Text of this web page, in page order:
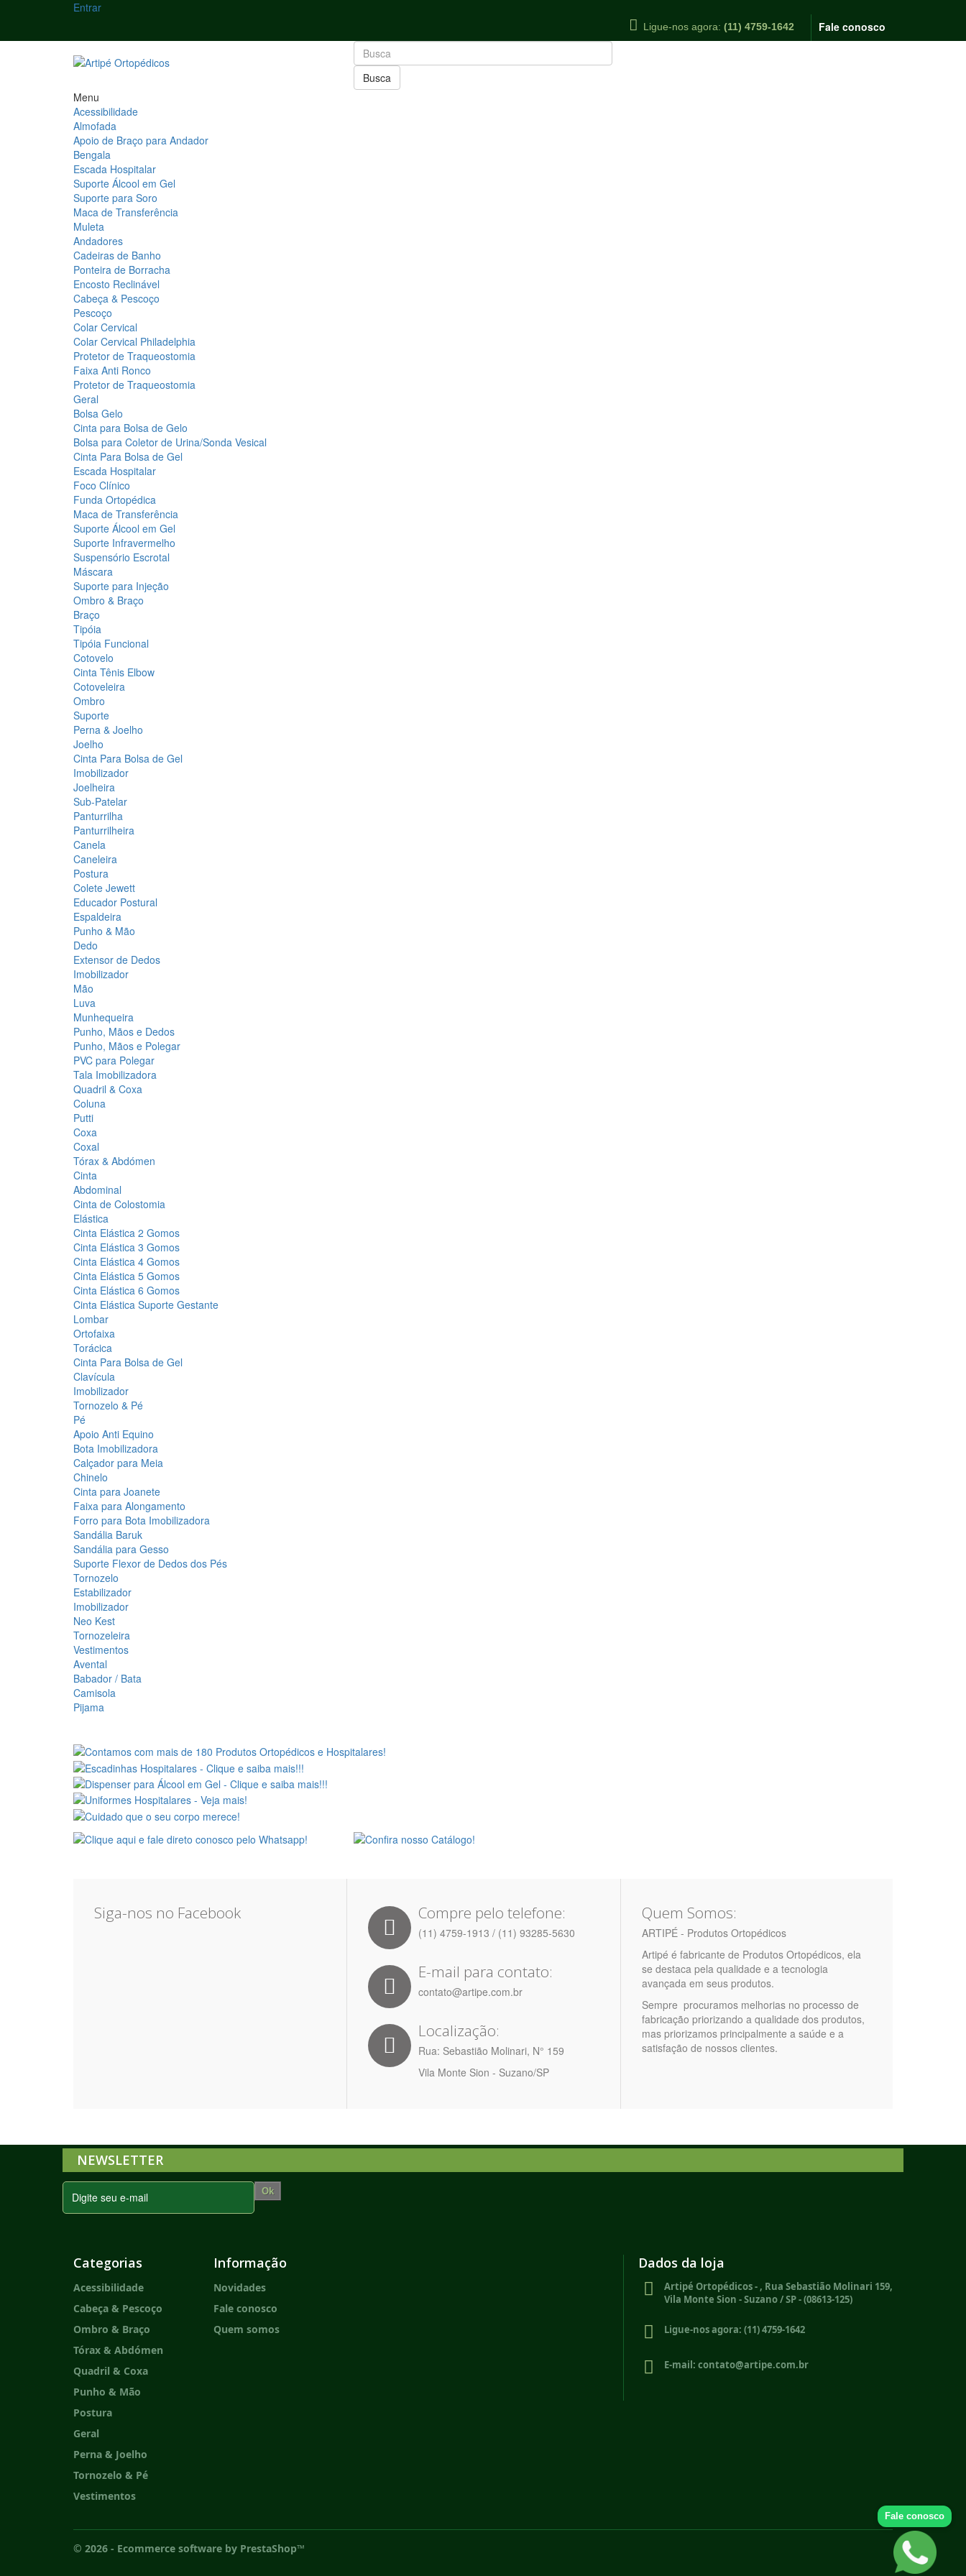
Entrar
Fale conosco
Ligue-nos agora: (11) 4759-1642
Busca
Menu
Acessibilidade
Almofada
Apoio de Braço para Andador
Bengala
Escada Hospitalar
Suporte Álcool em Gel
Suporte para Soro
Maca de Transferência
Muleta
Andadores
Cadeiras de Banho
Ponteira de Borracha
Encosto Reclinável
Cabeça & Pescoço
Pescoço
Colar Cervical
Colar Cervical Philadelphia
Protetor de Traqueostomia
Faixa Anti Ronco
Protetor de Traqueostomia
Geral
Bolsa Gelo
Cinta para Bolsa de Gelo
Bolsa para Coletor de Urina/Sonda Vesical
Cinta Para Bolsa de Gel
Escada Hospitalar
Foco Clínico
Funda Ortopédica
Maca de Transferência
Suporte Álcool em Gel
Suporte Infravermelho
Suspensório Escrotal
Máscara
Suporte para Injeção
Ombro & Braço
Braço
Tipóia
Tipóia Funcional
Cotovelo
Cinta Tênis Elbow
Cotoveleira
Ombro
Suporte
Perna & Joelho
Joelho
Cinta Para Bolsa de Gel
Imobilizador
Joelheira
Sub-Patelar
Panturrilha
Panturrilheira
Canela
Caneleira
Postura
Colete Jewett
Educador Postural
Espaldeira
Punho & Mão
Dedo
Extensor de Dedos
Imobilizador
Mão
Luva
Munhequeira
Punho, Mãos e Dedos
Punho, Mãos e Polegar
PVC para Polegar
Tala Imobilizadora
Quadril & Coxa
Coluna
Putti
Coxa
Coxal
Tórax & Abdómen
Cinta
Abdominal
Cinta de Colostomia
Elástica
Cinta Elástica 2 Gomos
Cinta Elástica 3 Gomos
Cinta Elástica 4 Gomos
Cinta Elástica 5 Gomos
Cinta Elástica 6 Gomos
Cinta Elástica Suporte Gestante
Lombar
Ortofaixa
Torácica
Cinta Para Bolsa de Gel
Clavícula
Imobilizador
Tornozelo & Pé
Pé
Apoio Anti Equino
Bota Imobilizadora
Calçador para Meia
Chinelo
Cinta para Joanete
Faixa para Alongamento
Forro para Bota Imobilizadora
Sandália Baruk
Sandália para Gesso
Suporte Flexor de Dedos dos Pés
Tornozelo
Estabilizador
Imobilizador
Neo Kest
Tornozeleira
Vestimentos
Avental
Babador / Bata
Camisola
Pijama
Siga-nos no Facebook Compre pelo telefone:
(11) 4759-1913 / (11) 93285-5630
E-mail para contato:
contato@artipe.com.br
Localização:
Rua: Sebastião Molinari, N° 159
Vila Monte Sion - Suzano/SP
Quem Somos:
ARTIPÉ - Produtos Ortopédicos
Artipé é fabricante de Produtos Ortopédicos, ela
se destaca pela qualidade e a tecnologia
avançada em seus produtos.
Sempre procuramos melhorias no processo de
fabricação priorizando a qualidade dos produtos,
mas priorizamos principalmente a saúde e a
satisfação de nossos clientes.
NEWSLETTER
Ok
Categorias
Acessibilidade
Cabeça & Pescoço
Ombro & Braço
Tórax & Abdómen
Quadril & Coxa
Punho & Mão
Postura
Geral
Perna & Joelho
Tornozelo & Pé
Vestimentos
Informação
Novidades
Fale conosco
Quem somos
© 2026 - Ecommerce software by PrestaShop™
Dados da loja
Artipé Ortopédicos - , Rua Sebastião Molinari 159,
Vila Monte Sion - Suzano / SP - (08613-125)
Ligue-nos agora: (11) 4759-1642
E-mail: contato@artipe.com.br
Fale conosco